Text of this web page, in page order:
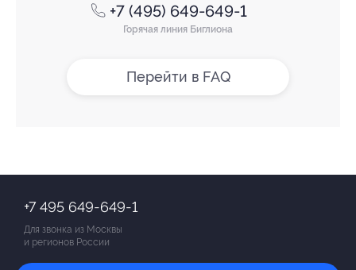
+7 (495) 649-649-1
Горячая линия Биглиона
Перейти в FAQ
+7 495 649-649-1
Для звонка из Москвы
и регионов России